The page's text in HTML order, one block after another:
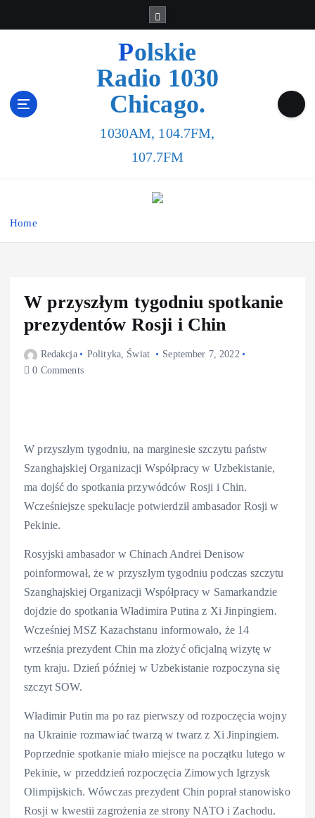
Polskie
Radio 1030
Chicago.
1030AM, 104.7FM,
107.7FM
Home
W przyszłym tygodniu spotkanie
prezydentów Rosji i Chin
Redakcja Polityka, Świat
September 7, 2022
0 Comments
W przyszłym tygodniu, na marginesie szczytu państw
Szanghajskiej Organizacji Współpracy w Uzbekistanie,
ma dojść do spotkania przywódców Rosji i Chin.
Wcześniejsze spekulacje potwierdził ambasador Rosji w
Pekinie.
Rosyjski ambasador w Chinach Andrei Denisow
poinformował, że w przyszłym tygodniu podczas szczytu
Szanghajskiej Organizacji Współpracy w Samarkandzie
dojdzie do spotkania Władimira Putina z Xi Jinpingiem.
Wcześniej MSZ Kazachstanu informowało, że 14
września prezydent Chin ma złożyć oficjalną wizytę w
tym kraju. Dzień później w Uzbekistanie rozpoczyna się
szczyt SOW.
Władimir Putin ma po raz pierwszy od rozpoczęcia wojny
na Ukrainie rozmawiać twarzą w twarz z Xi Jinpingiem.
Poprzednie spotkanie miało miejsce na początku lutego w
Pekinie, w przeddzień rozpoczęcia Zimowych Igrzysk
Olimpijskich. Wówczas prezydent Chin poprał stanowisko
Rosji w kwestii zagrożenia ze strony NATO i Zachodu.